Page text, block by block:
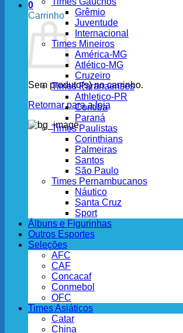
0
Carrinho
Sem produto(s) no carrinho.
Retornar para a loja
Grêmio
Juventude
Internacional
Times Mineiros
América-MG
Atlético-MG
Cruzeiro
Times Paranaenses
Athletico-PR
Coritiba
Paraná
Times Paulistas
Corinthians
Palmeiras
Santos
São Paulo
Times Pernambucanos
Náutico
Santa Cruz
Sport
Álbuns e Figurinhas
Outros Esportes
Seleções
AFC
CAF
Concacaf
Conmebol
OFC
Times Asiáticos
Catar
China